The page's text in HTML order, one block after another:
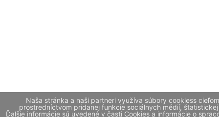
Naša stránka a naši partneri využíva súbory cookiess
prostredníctvom pridanej funkcie sociálnych médií,
Ďalšie informácie sú uvedené v časti Cookies a informácie o